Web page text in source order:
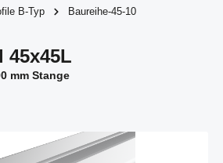
B-Typ Baureihe-45-10
45x45L
mm Stange